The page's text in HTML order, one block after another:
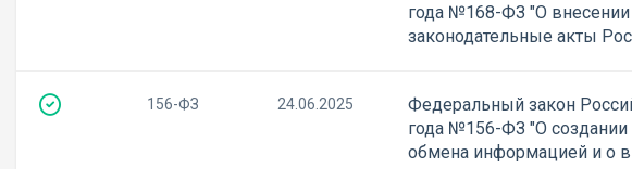
года №168-ФЗ "О
законодательные акты
156-ФЗ 24.06.2025
Федеральный закон
года №156-ФЗ "О создании
обмена информацией и о